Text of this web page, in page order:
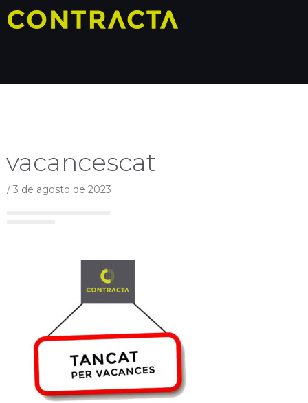
vacancescat
/ 3 de agosto de 2023